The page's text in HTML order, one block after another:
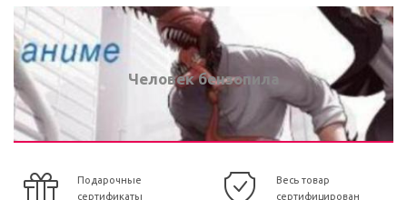
Человек бензопила
Подарочные
сертификаты
Весь товар
сертифицирован